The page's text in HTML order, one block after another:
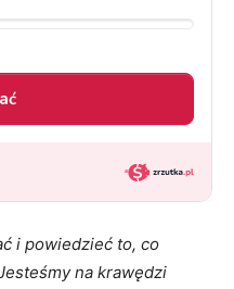
i powiedzieć to, co
na krawędzi